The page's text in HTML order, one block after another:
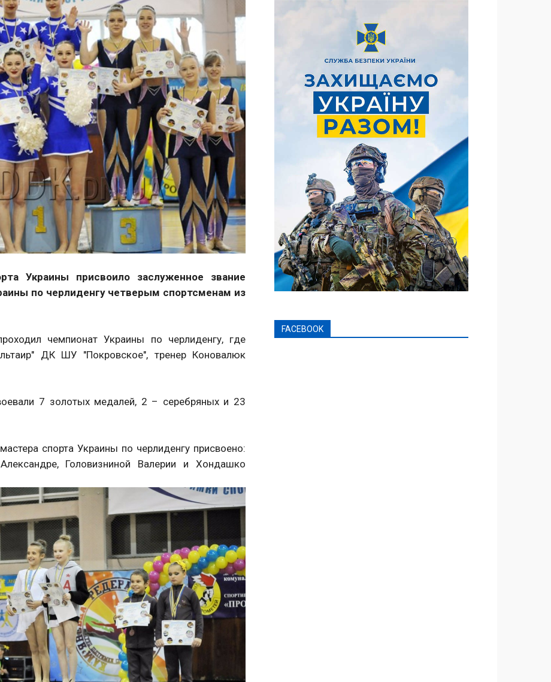
Украины присвоило заслуженное звание
по черлиденгу четверым спортсменам из
чемпионат Украины по черлиденгу, где
ДК ШУ "Покровское", тренер Коновалюк
7 золотых медалей, 2 – серебряных и 23
спорта Украины по черлиденгу присвоено:
Головизниной Валерии и Хондашко
FACEBOOK